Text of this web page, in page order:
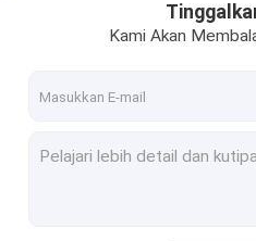
Stainless Steel Berkerut
Wire Mesh Rajutan
Kami Akan